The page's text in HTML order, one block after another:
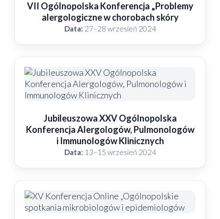
VII Ogólnopolska Konferencja „Problemy
alergologiczne w chorobach skóry
Data: 27–28 wrzesień 2024
Jubileuszowa XXV Ogólnopolska
Konferencja Alergologów, Pulmonologów
i Immunologów Klinicznych
Data: 13–15 wrzesień 2024